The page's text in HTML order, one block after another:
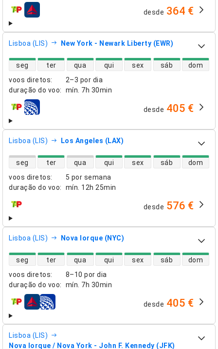
companhias aéreas desde 364 €
Lisboa (LIS) New York - Newark Liberty (EWR)
voos diretos:
2–3 por dia
duração do voo: mín. 7h 30min
disponibilidade de voos diretos
seg ter qua qui sex sáb dom
companhias aéreas desde 405 €
Lisboa (LIS) Los Angeles (LAX)
voos diretos:
5 por semana
duração do voo: mín. 12h 25min
disponibilidade de voos diretos
seg ter qua qui sex sáb dom
companhias aéreas desde 576 €
Lisboa (LIS) Nova Iorque (NYC)
voos diretos:
8–10 por dia
duração do voo: mín. 7h 30min
disponibilidade de voos diretos
seg ter qua qui sex sáb dom
companhias aéreas desde 405 €
Lisboa (LIS)
Nova Iorque / Nova York - John F. Kennedy (JFK)